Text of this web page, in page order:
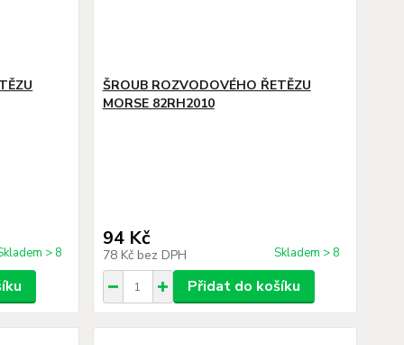
> 8
ŠROUB ROZVODOVÉHO ŘETĚZU
MORSE 82RH2010
94 Kč
78 Kč bez DPH Skladem > 8
Přidat do košíku